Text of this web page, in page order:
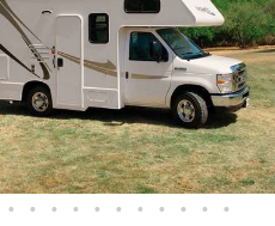
• • • • • • • • • • •